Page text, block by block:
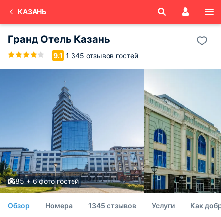
КАЗАНЬ
Гранд Отель Казань
9.1 1 345 отзывов гостей
85 + 6 фото гостей
Обзор Номера 1345 отзывов Услуги Как